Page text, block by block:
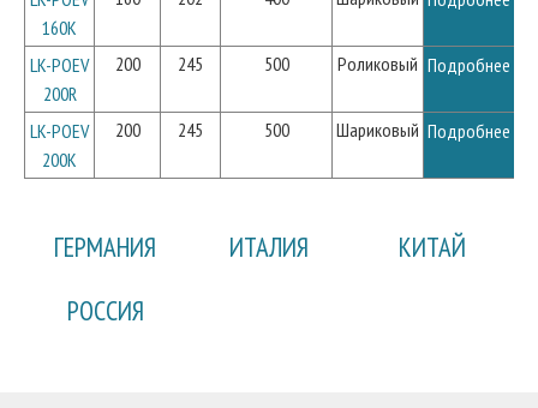
160K
LK-POEV
200R
200 245 500 Роликовый Подробнее
LK-POEV
200K
200 245 500 Шариковый Подробнее
ГЕРМАНИЯ ИТАЛИЯ
КИТАЙ
РОССИЯ